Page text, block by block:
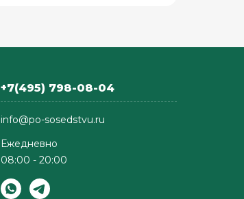
+7(495) 798-08-04
info@po-sosedstvu.ru
Ежедневно
08:00 - 20:00